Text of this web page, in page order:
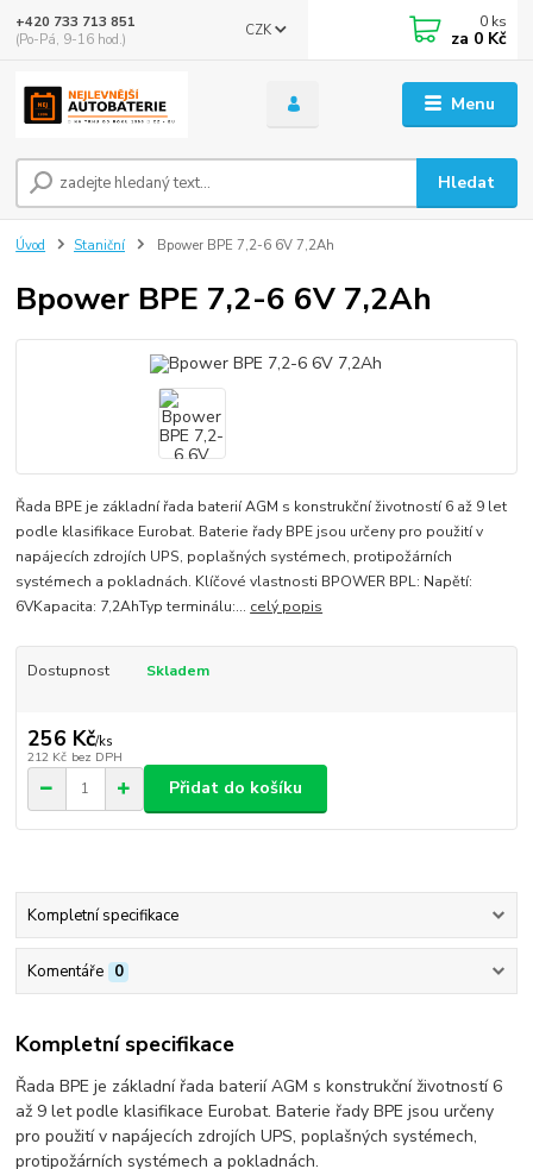
Menu
CZK
Hledat
+420 733 713 851
(Po-Pá, 9-16 hod.)
0 ks
za 0 Kč
Úvod Staniční Bpower BPE 7,2-6 6V 7,2Ah
Bpower BPE 7,2-6 6V 7,2Ah
Řada BPE je základní řada baterií AGM s konstrukční životností 6 až 9 let
podle klasifikace Eurobat. Baterie řady BPE jsou určeny pro použití v
napájecích zdrojích UPS, poplašných systémech, protipožárních
systémech a pokladnách. Klíčové vlastnosti BPOWER BPL: Napětí:
6VKapacita: 7,2AhTyp terminálu:... celý popis
Dostupnost Skladem
256 Kč/ks
212 Kč bez DPH
Přidat do košíku
Kompletní specifikace
Komentáře 0
Kompletní specifikace
Řada BPE je základní řada baterií AGM s konstrukční životností 6
až 9 let podle klasifikace Eurobat. Baterie řady BPE jsou určeny
pro použití v napájecích zdrojích UPS, poplašných systémech,
protipožárních systémech a pokladnách.